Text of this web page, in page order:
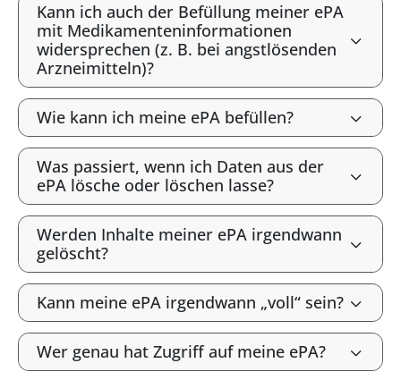
Kann ich auch der Befüllung meiner ePA
mit Medikamenteninformationen
widersprechen (z. B. bei angstlösenden
Arzneimitteln)?
Wie kann ich meine ePA befüllen?
Was passiert, wenn ich Daten aus der
ePA lösche oder löschen lasse?
Werden Inhalte meiner ePA irgendwann
gelöscht?
Kann meine ePA irgendwann „voll“ sein?
Wer genau hat Zugriff auf meine ePA?